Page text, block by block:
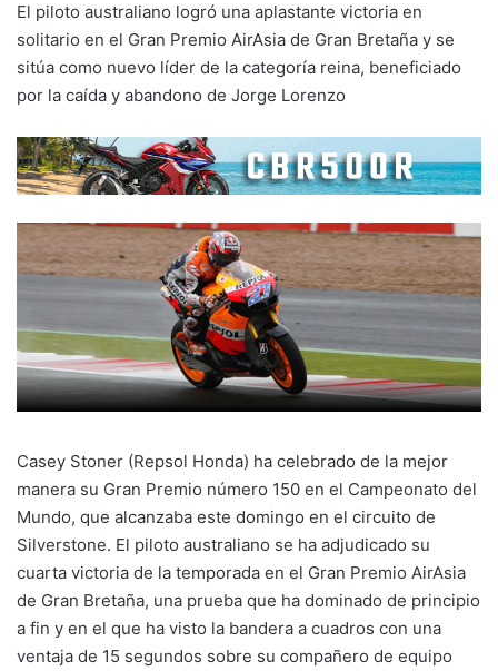
El piloto australiano logró una aplastante victoria en
solitario en el Gran Premio AirAsia de Gran Bretaña y se
sitúa como nuevo líder de la categoría reina, beneficiado
por la caída y abandono de Jorge Lorenzo
Casey Stoner (Repsol Honda) ha celebrado de la mejor
manera su Gran Premio número 150 en el Campeonato del
Mundo, que alcanzaba este domingo en el circuito de
Silverstone. El piloto australiano se ha adjudicado su
cuarta victoria de la temporada en el Gran Premio AirAsia
de Gran Bretaña, una prueba que ha dominado de principio
a fin y en el que ha visto la bandera a cuadros con una
ventaja de 15 segundos sobre su compañero de equipo